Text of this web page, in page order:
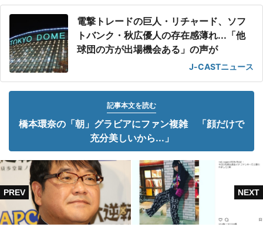
電撃トレードの巨人・リチャード、ソフ
トバンク・秋広優人の存在感薄れ...「他
球団の方が出場機会ある」の声が
J-CASTニュース
記事本文を読む
橋本環奈の「朝」グラビアにファン複雑 「顔だけで
充分美しいから...」